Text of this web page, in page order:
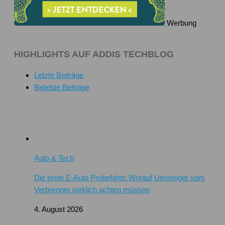
Werbung
HIGHLIGHTS AUF ADDIS TECHBLOG
Letzte Beiträge
Beliebte Beiträge
Auto & Tech
Die erste E-Auto Probefahrt: Worauf Umsteiger vom
Verbrenner wirklich achten müssen
4. August 2026